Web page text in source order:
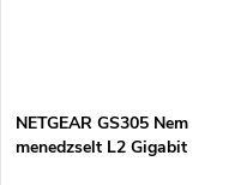
NETGEAR GS305 Nem
menedzselt L2 Gigabit